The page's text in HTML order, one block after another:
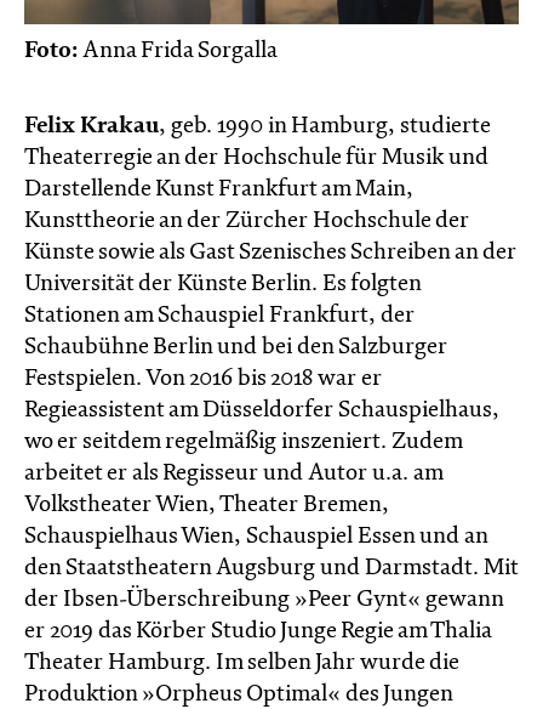
Foto: Anna Frida Sorgalla
Felix Krakau, geb. 1990 in Hamburg, studierte
Theaterregie an der Hochschule für Musik und
Darstellende Kunst Frankfurt am Main,
Kunsttheorie an der Zürcher Hochschule der
Künste sowie als Gast Szenisches Schreiben an der
Universität der Künste Berlin. Es folgten
Stationen am Schauspiel Frankfurt, der
Schaubühne Berlin und bei den Salzburger
Festspielen. Von 2016 bis 2018 war er
Regieassistent am Düsseldorfer Schauspielhaus,
wo er seitdem regelmäßig inszeniert. Zudem
arbeitet er als Regisseur und Autor u.a. am
Volkstheater Wien, Theater Bremen,
Schauspielhaus Wien, Schauspiel Essen und an
den Staatstheatern Augsburg und Darmstadt. Mit
der Ibsen-Überschreibung »Peer Gynt« gewann
er 2019 das Körber Studio Junge Regie am Thalia
Theater Hamburg. Im selben Jahr wurde die
Produktion »Orpheus Optimal« des Jungen